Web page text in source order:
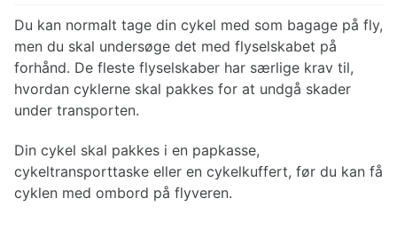
Du kan normalt tage din cykel med som bagage på fly,
men du skal undersøge det med flyselskabet på
forhånd. De fleste flyselskaber har særlige krav til,
hvordan cyklerne skal pakkes for at undgå skader
under transporten.
Din cykel skal pakkes i en papkasse,
cykeltransporttaske eller en cykelkuffert, før du kan få
cyklen med ombord på flyveren.